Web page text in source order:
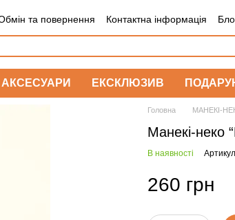
та повернення Контактна інформація
АКСЕСУАРИ ЕКСКЛЮЗИВ
Головна МАНЕКІ-
Манекі-неко
В наявності
260 грн